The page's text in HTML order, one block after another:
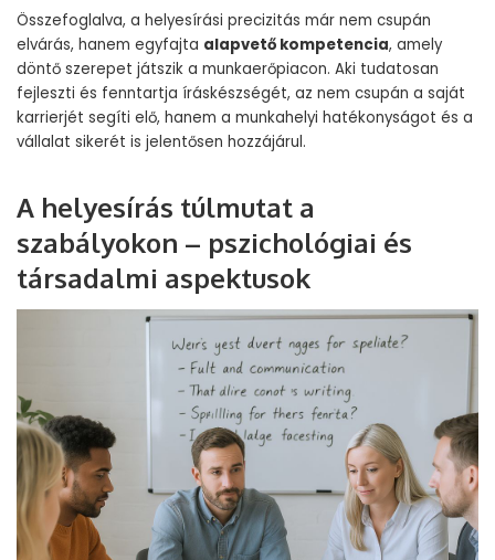
Összefoglalva, a helyesírási precizitás már nem csupán
elvárás, hanem egyfajta alapvető kompetencia, amely
döntő szerepet játszik a munkaerőpiacon. Aki tudatosan
fejleszti és fenntartja íráskészségét, az nem csupán a saját
karrierjét segíti elő, hanem a munkahelyi hatékonyságot és a
vállalat sikerét is jelentősen hozzájárul.
A helyesírás túlmutat a
szabályokon – pszichológiai és
társadalmi aspektusok